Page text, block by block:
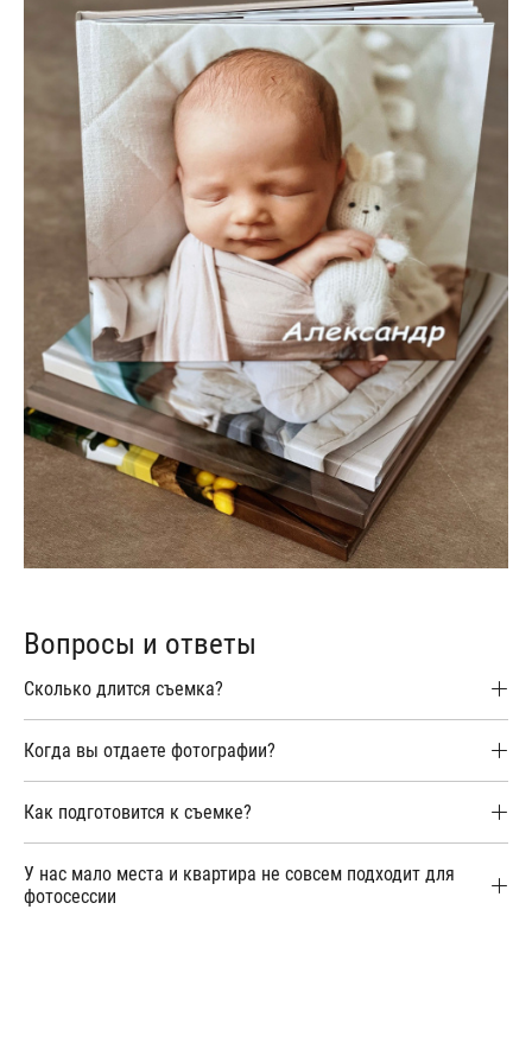
Вопросы и ответы
Сколько длится съемка?
Когда вы отдаете фотографии?
Как подготовится к съемке?
У нас мало места и квартира не совсем подходит для
фотосессии